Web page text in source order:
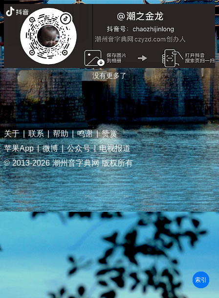
没有更多了
关于 | 联系 | 帮助 | 鸣谢 | 赞赏
苹果App | 微博 | 公众号 | 电视报道
© 2013-2026 潮州音字典网 版权所有
部首
笔划
拼音
潮拼